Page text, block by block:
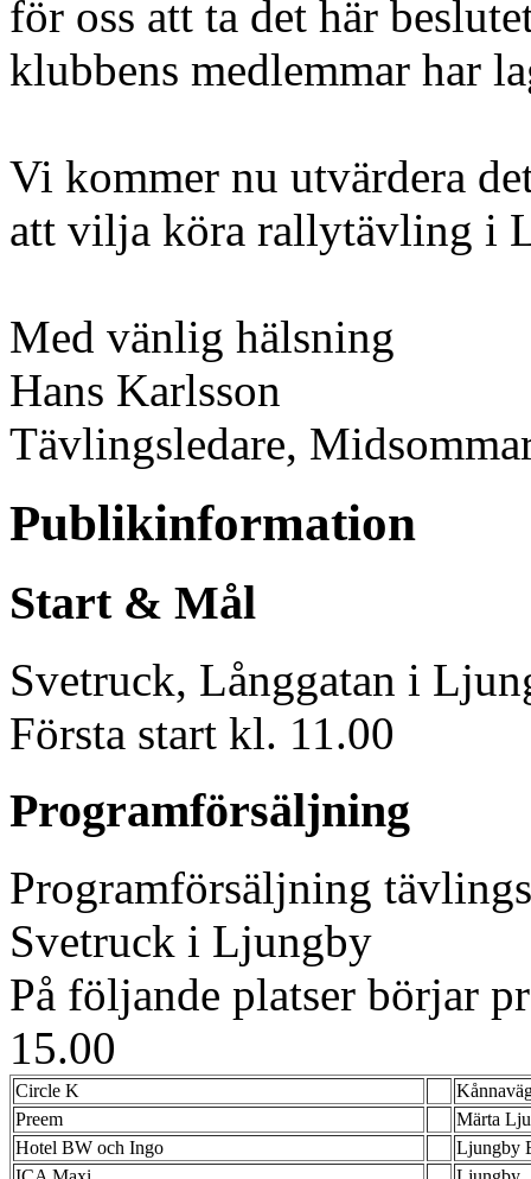
för oss att ta det här
klubbens medlemmar har
Vi kommer nu utvärdera
att vilja köra rallytävling i
Med vänlig hälsning
Hans Karlsson
Tävlingsledare,
Publikinformation
Start & Mål
Svetruck, Långgatan i
Första start kl. 11.00
Programförsäljning
Programförsäljning
Svetruck i Ljungby
På följande platser börjar
15.00
Circle K
Preem
Märta
Hotel BW och Ingo
Ljungby